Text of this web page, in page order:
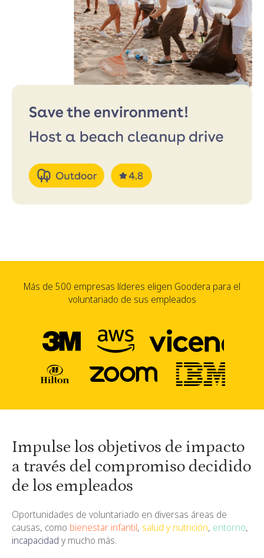
Más de 500 empresas líderes eligen Goodera para el
voluntariado de sus empleados
Impulse los objetivos de impacto
a través del compromiso decidido
de los empleados
Oportunidades de voluntariado en diversas áreas de
causas, como bienestar infantil, salud y nutrición, entorno,
incapacidad y mucho más.